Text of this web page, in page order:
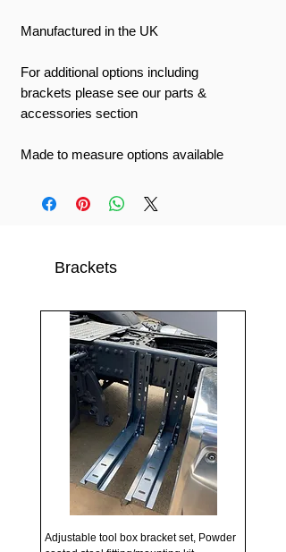
Manufactured in the UK
For additional options including
brackets please see our parts &
accessories section
Made to measure options available
Brackets
Adjustable tool box bracket set, Powder